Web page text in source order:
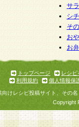
有している個人情
合には、ご本人
に準拠して合理的
等の請求先は個
うえ、当社所定の
ープとします。な
録をすることがで
サ
シ
そ
お
お
トップページ
レシピ
利用規約
個人情報保
向けレシピ投稿サイト、その
Copyright